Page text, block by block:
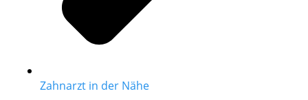
Zahnarzt in der Nähe